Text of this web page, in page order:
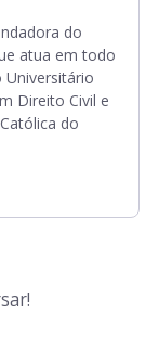
do
atua em todo
Universitário
Direito Civil e
do